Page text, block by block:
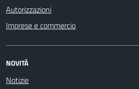
Autorizzazioni
Imprese e commercio
NOVITÀ
Notizie